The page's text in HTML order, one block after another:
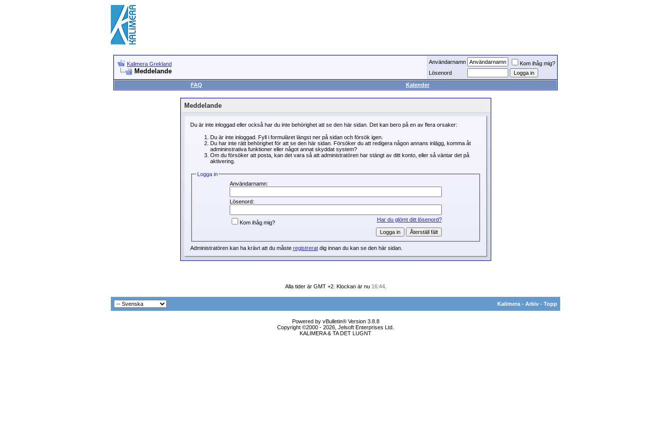
Kalimera Grekland
Meddelande
Användarnamn
Kom ihåg mig?
Lösenord
FAQ
Kalender
Meddelande
Du är inte inloggad eller också har du inte behörighet att se den här sidan. Det kan bero på en av flera orsaker:
Du är inte inloggad. Fyll i formuläret längst ner på sidan och försök igen.
Du har inte rätt behörighet för att se den här sidan. Försöker du att redigera någon annans inlägg, komma åt
admininstrativa funktioner eller något annat skyddat system?
Om du försöker att posta, kan det vara så att administratören har stängt av ditt konto, eller så väntar det på
aktivering.
Logga in
Användarnamn:
Lösenord:
Har du glömt ditt lösenord?
Kom ihåg mig?
Administratören kan ha krävt att du måste registreratdig innan du kan se den här sidan.
Alla tider är GMT +2. Klockan är nu 16:44.
Kalimera - Arkiv - Topp
Powered by vBulletin® Version 3.8.8
Copyright ©2000 - 2026, Jelsoft Enterprises Ltd.
KALIMERA & TA DET LUGNT